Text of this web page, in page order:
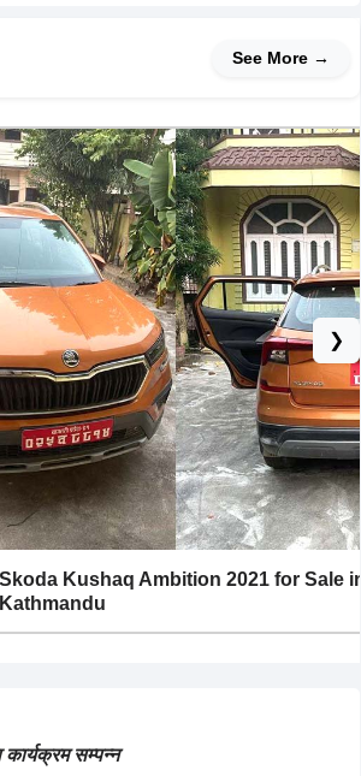
See More →
Skoda Kushaq Ambition 2021 for Sale in
Kathmandu
❯
कार्यक्रम सम्पन्न